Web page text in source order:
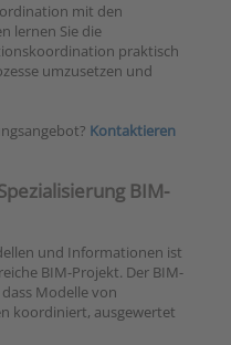
mit den
lernen Sie die
praktisch
umzusetzen und
Kontaktieren
BIM-
und Informationen ist
BIM-Projekt. Der BIM-
Modelle von
koordiniert, ausgewertet